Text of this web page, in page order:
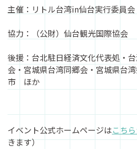
主催：リトル台湾in仙台実行委員会
協力：（公財）仙台観光国際協会
後援：台北駐日経済文化代表処・
会・宮城県台湾同郷会・宮城県台
市 ほか
イベント公式ホームページはこち
きます）